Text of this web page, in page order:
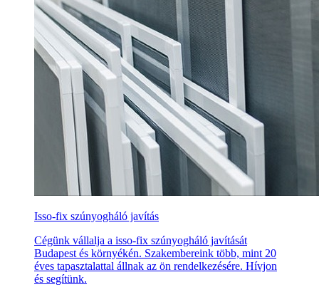
Isso-fix szúnyogháló javítás
Cégünk vállalja a isso-fix szúnyogháló javítását
Budapest és környékén. Szakembereink több, mint 20
éves tapasztalattal állnak az ön rendelkezésére. Hívjon
és segítünk.